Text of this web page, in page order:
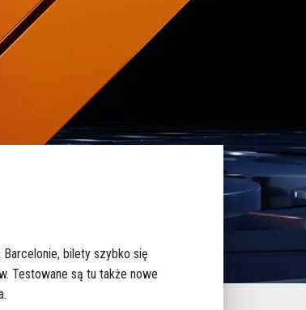
bilety szybko się
Testowane są tu także nowe